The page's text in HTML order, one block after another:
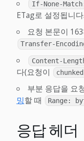
If-None-
ETag로 설정됩니다.
요청 본문이
Transfer-
Content-
다(요청이
chunked
부분 응답을 요
밍할 때 Range:
응답 헤더